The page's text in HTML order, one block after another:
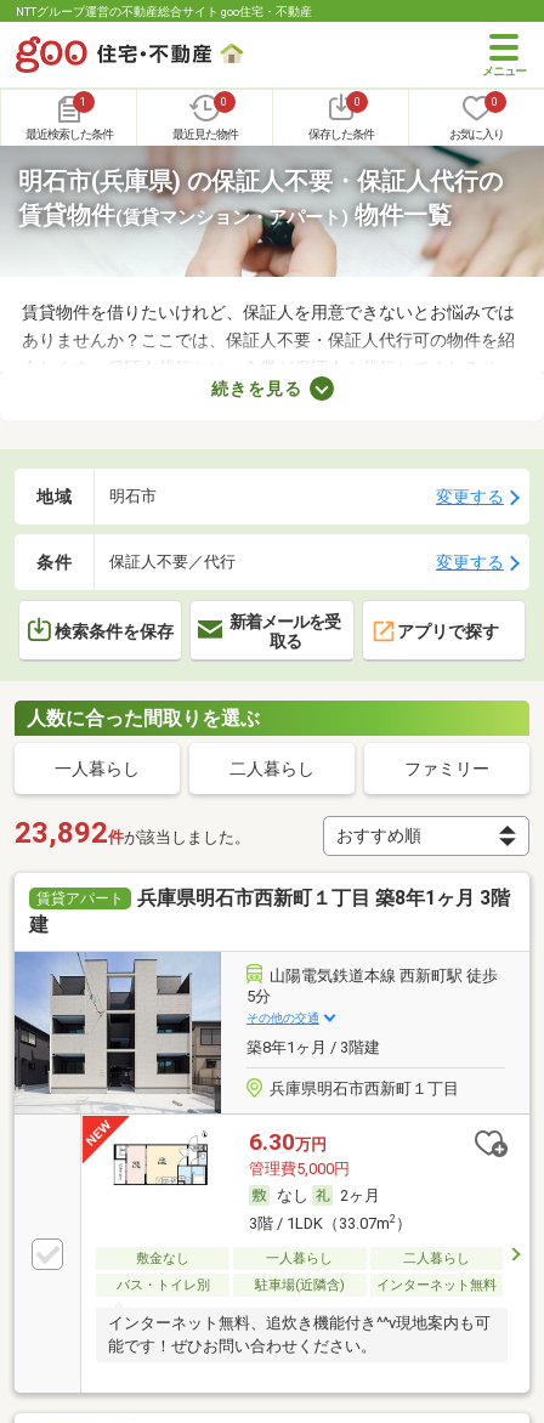
NTTグループ運営の不動産総合サイト goo住宅・不動産
1
最近検索した条件
0
最近見た物件
0
保存した条件
0
お気に入り
明石市(兵庫県) の保証人不要・保証人代行の
賃貸物件(賃貸マンション・アパート) 物件一覧
賃貸物件を借りたいけれど、保証人を用意できないとお悩みでは
ありませんか？ここでは、保証人不要・保証人代行可の物件を紹
介します。保証人代行とは、企業が保証人を代行してくれるサー
ビスです。保証人を用意できなくてもお部屋を借りられるので、
た生活を送りましょう。
続きを見る
地域 明石市 変更する
条件 保証人不要／代行 変更する
検索条件を保存
新着メールを受
取る
アプリで探す
人数に合った間取りを選ぶ
一人暮らし 二人暮らし ファミリー
23,892件が該当しました。
賃貸アパート
兵庫県明石市西新町１丁目 築8年1ヶ月 3階
建
山陽電気鉄道本線 西新町駅 徒歩
5分
その他の交通
築8年1ヶ月 / 3階建
兵庫県明石市西新町１丁目
6.30万円
管理費5,000円
なし
2ヶ月
3階 / 1LDK（33.07m2）
敷金なし 一人暮らし
二人暮らし
バス・トイレ別
駐車場(近隣含) インターネット無料
インターネット無料、追炊き機能付き^^v現地案内も可
能です！ぜひお問い合わせください。